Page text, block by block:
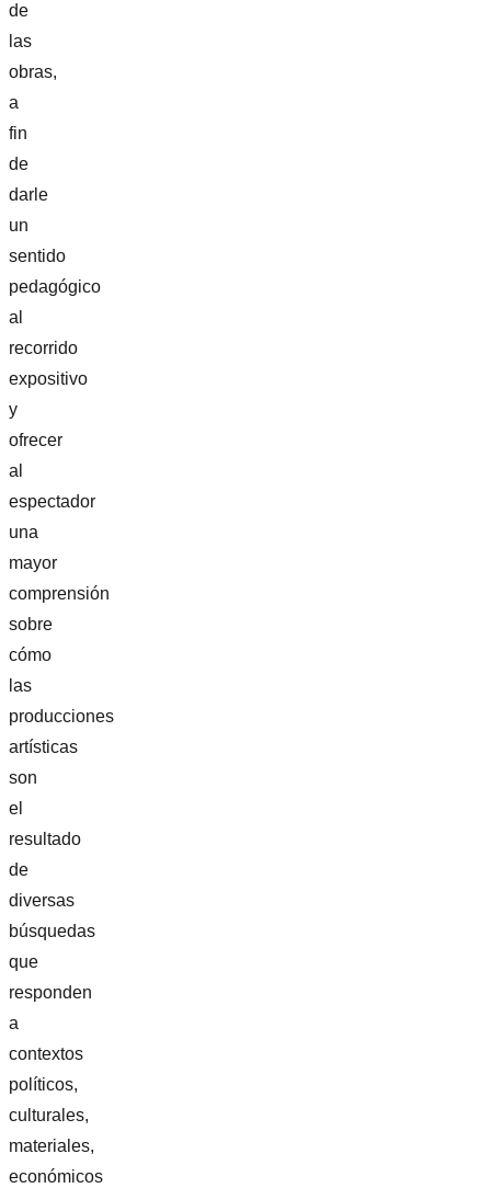
de
las
obras,
a
fin
de
darle
un
sentido
pedagógico
al
recorrido
expositivo
y
ofrecer
al
espectador
una
mayor
comprensión
sobre
cómo
las
producciones
artísticas
son
el
resultado
de
diversas
búsquedas
que
responden
a
contextos
políticos,
culturales,
materiales,
económicos